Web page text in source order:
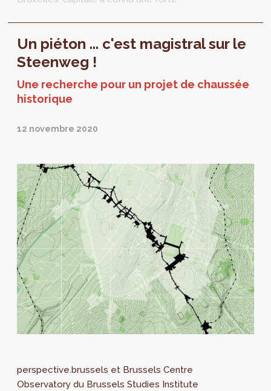
Un piéton ... c'est magistral sur le
Steenweg !
Une recherche pour un projet de chaussée
historique
12 novembre 2020
perspective.brussels et Brussels Centre
Observatory du Brussels Studies Institute